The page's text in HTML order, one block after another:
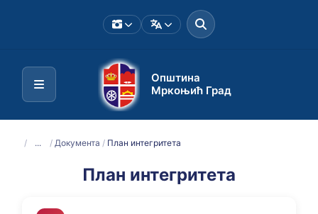
Општина
Мркоњић Град
/ ... / Документа / План интегритета
План интегритета